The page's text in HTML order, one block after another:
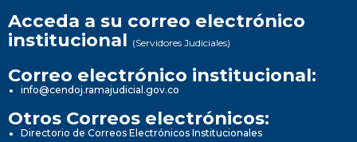
Acceda a su correo electrónico
institucional (Servidores Judiciales)
Correo electrónico institucional:
info@cendoj.ramajudicial.gov.co
Otros Correos electrónicos:
Directorio de Correos Electrónicos Institucionales